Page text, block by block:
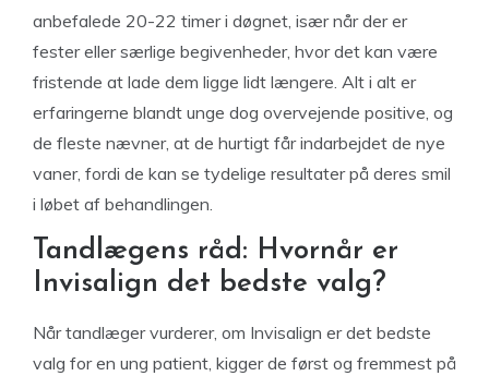
anbefalede 20-22 timer i døgnet, især når der er
fester eller særlige begivenheder, hvor det kan være
fristende at lade dem ligge lidt længere. Alt i alt er
erfaringerne blandt unge dog overvejende positive, og
de fleste nævner, at de hurtigt får indarbejdet de nye
vaner, fordi de kan se tydelige resultater på deres smil
i løbet af behandlingen.
Tandlægens råd: Hvornår er
Invisalign det bedste valg?
Når tandlæger vurderer, om Invisalign er det bedste
valg for en ung patient, kigger de først og fremmest på